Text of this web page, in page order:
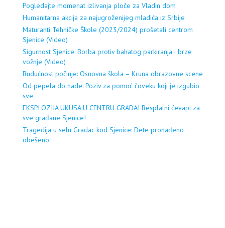
Pogledajte momenat izlivanja ploče za Vladin dom
Humanitarna akcija za najugroženijeg mladića iz Srbije
Maturanti Tehničke Škole (2023/2024) prošetali centrom
Sjenice (Video)
Sigurnost Sjenice: Borba protiv bahatog parkiranja i brze
vožnje (Video)
Budućnost počinje: Osnovna škola – Kruna obrazovne scene
Od pepela do nade: Poziv za pomoć čoveku koji je izgubio
sve
EKSPLOZIJA UKUSA U CENTRU GRADA! Besplatni ćevapi za
sve građane Sjenice!
Tragedija u selu Gradac kod Sjenice: Dete pronađeno
obešeno